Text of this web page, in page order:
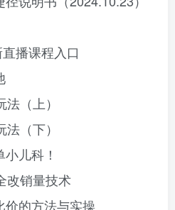
播课程入口
（上）
（下）
儿科！
改销量技术
价的方法与实操